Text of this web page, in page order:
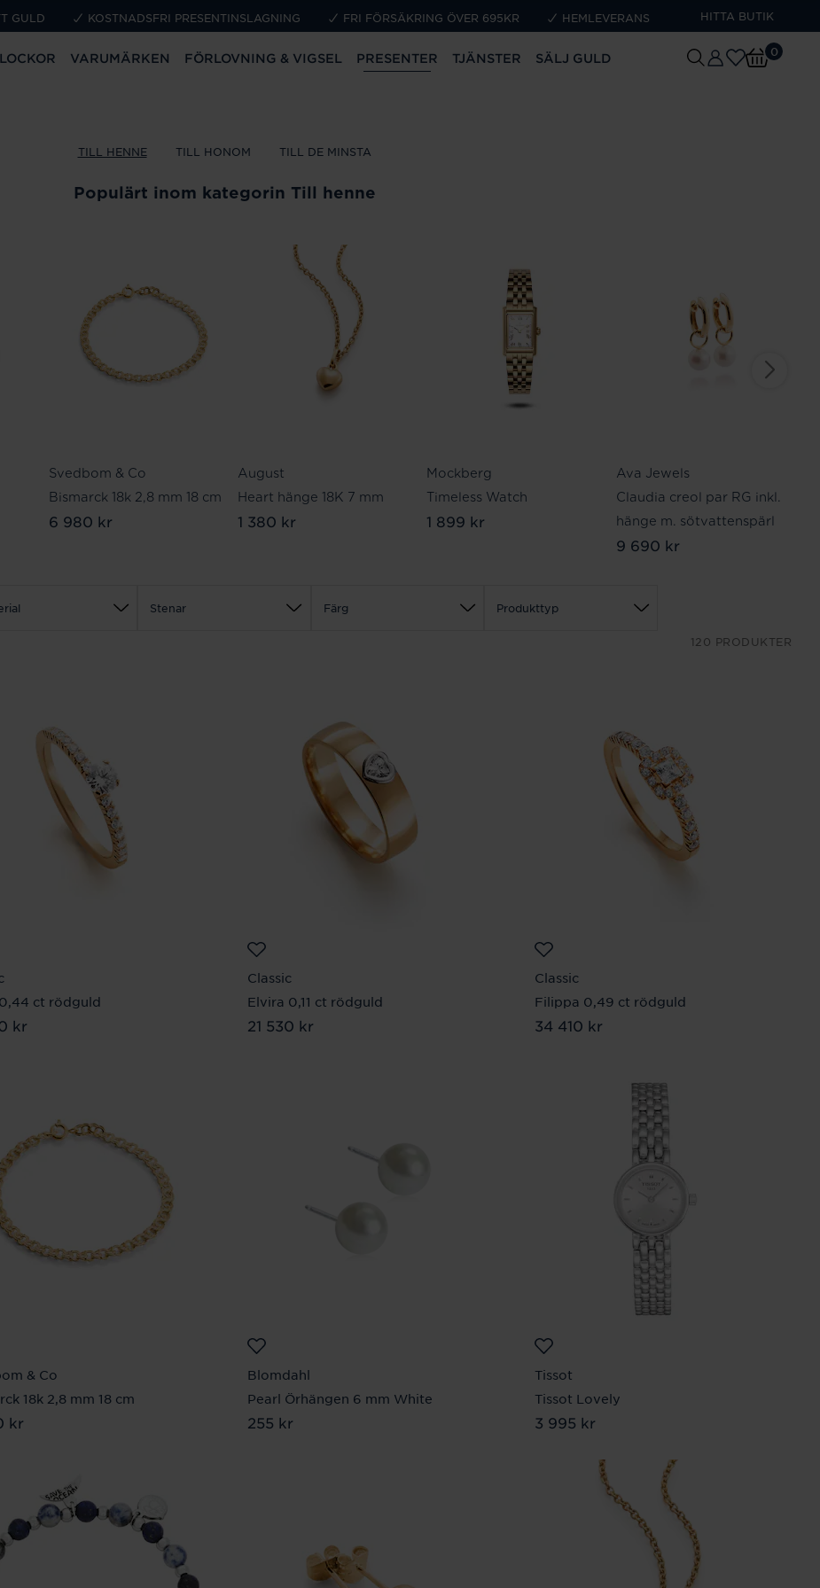
GULD KOSTNADSFRI PRESENTINSLAGNING FRI FÖRSÄKRING ÖVER 695KR HEMLEVERANS HITTA BUTIK
VARUMÄRKEN FÖRLOVNING & VIGSEL PRESENTER TJÄNSTER SÄLJ GULD 0
TILL HENNE TILL HONOM TILL DE MINSTA
Populärt inom kategorin Till henne
Svedbom & Co
Bismarck 18k 2,8 mm 18 cm
6 980 kr
August
Heart hänge 18K 7 mm
1 380 kr
Mockberg
Timeless Watch
1 899 kr
Ava Jewels
Claudia creol par RG inkl.
hänge m. sötvattenspärl
9 690 kr
Stenar Färg Produkttyp
120 PRODUKTER
ct rödguld
170 kr
kr
Classic
Elvira 0,11 ct rödguld
Pris:21 530 kr
21 530 kr
Classic
Filippa 0,49 ct rödguld
Pris:34 410 kr
34 410 kr
& Co
18k 2,8 mm 18 cm
980 kr
kr
Blomdahl
Pearl Örhängen 6 mm White
Pris :255 kr
255 kr
Tissot
Tissot Lovely
Pris:3 995 kr
3 995 kr